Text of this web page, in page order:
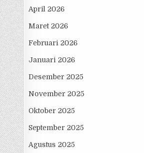
April 2026
Maret 2026
Februari 2026
Januari 2026
Desember 2025
November 2025
Oktober 2025
September 2025
Agustus 2025